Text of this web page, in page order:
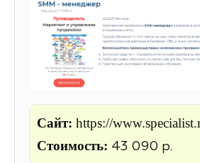
Сайт: https://
Стоимость: 43 090 р.